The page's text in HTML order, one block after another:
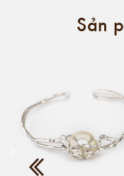
Sản